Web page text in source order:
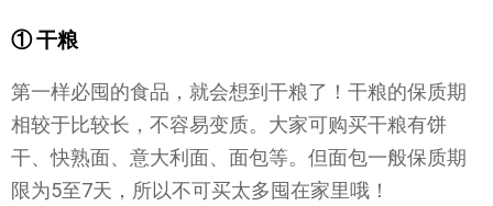
① 干粮
第一样必囤的食品，就会想到干粮了！干粮的保质期
相较于比较长，不容易变质。大家可购买干粮有饼
干、快熟面、意大利面、面包等。但面包一般保质期
限为5至7天，所以不可买太多囤在家里哦！